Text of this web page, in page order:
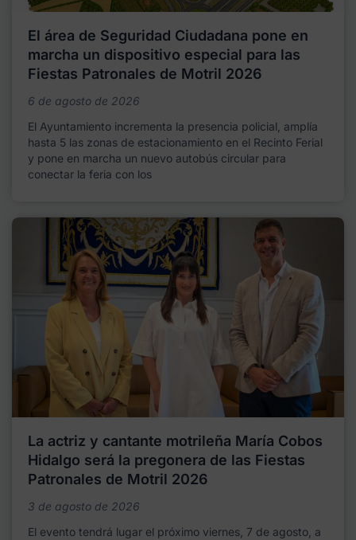
El área de Seguridad Ciudadana pone en
marcha un dispositivo especial para las
Fiestas Patronales de Motril 2026
6 de agosto de 2026
El Ayuntamiento incrementa la presencia policial, amplía
hasta 5 las zonas de estacionamiento en el Recinto Ferial
y pone en marcha un nuevo autobús circular para
conectar la feria con los
La actriz y cantante motrileña María Cobos
Hidalgo será la pregonera de las Fiestas
Patronales de Motril 2026
3 de agosto de 2026
El evento tendrá lugar el próximo viernes, 7 de agosto, a